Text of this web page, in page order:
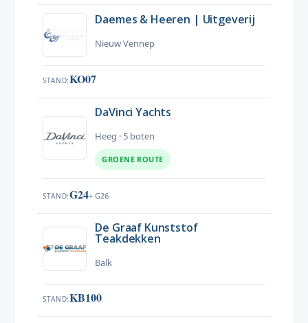
Daemes & Heeren | Uitgeverij
Nieuw Vennep
STAND KO07
DaVinci Yachts
Heeg · 5 boten
GROENE ROUTE
STAND G24+ G26
De Graaf Kunststof
Teakdekken
Balk
STAND KB100